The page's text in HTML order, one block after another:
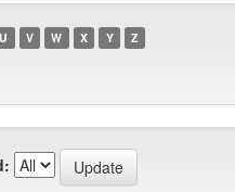
U V W X Y Z